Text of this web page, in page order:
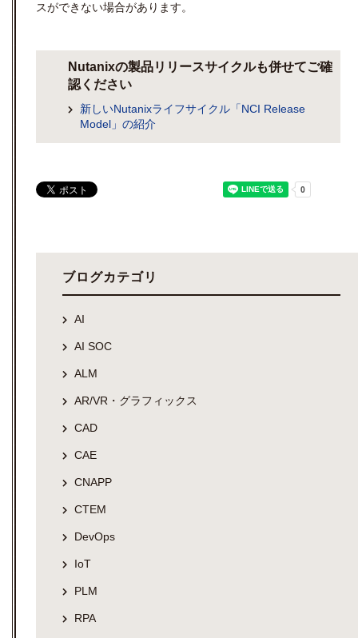
スができない場合があります。
Nutanixの製品リリースサイクルも併せてご確
認ください
新しいNutanixライフサイクル「NCI Release
Model」の紹介
ブログカテゴリ
AI
AI SOC
ALM
AR/VR・グラフィックス
CAD
CAE
CNAPP
CTEM
DevOps
IoT
PLM
RPA